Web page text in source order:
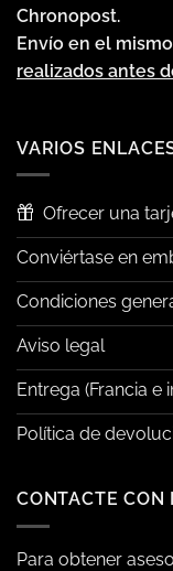
Chronopost.
Envío en el
realizados antes
VARIOS
Ofrecer una
Conviértase en
Condiciones
Aviso legal
Entrega (Francia e
Política de
CONTACTE CON
Para obtener